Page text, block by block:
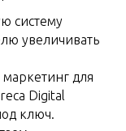
систему
увеличивать
для
Digital
ключ.